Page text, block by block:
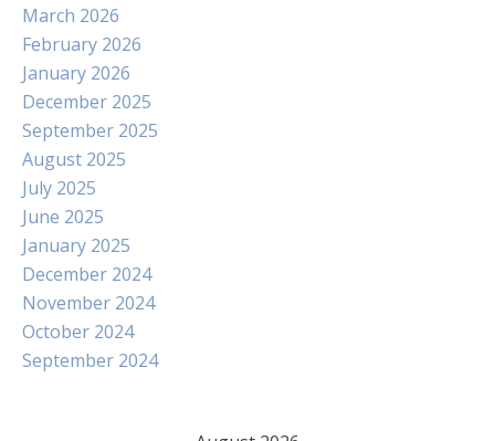
March 2026
February 2026
January 2026
December 2025
September 2025
August 2025
July 2025
June 2025
January 2025
December 2024
November 2024
October 2024
September 2024